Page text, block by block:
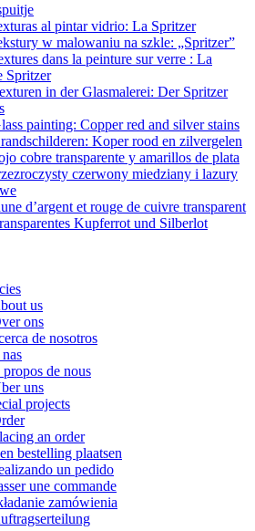
al pintar vidrio: La Spritzer
w malowaniu na szkle: „Spritzer”
dans la peinture sur verre : La
Spritzer
in der Glasmalerei: Der Spritzer
painting: Copper red and silver stains
Koper rood en zilvergelen
cobre transparente y amarillos de plata
czerwony miedziany i lazury
d’argent et rouge de cuivre transparent
Kupferrot und Silberlot
us
ons
de nosotros
de nous
uns
projects
an order
bestelling plaatsen
un pedido
une commande
zamówienia